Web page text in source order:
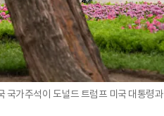
국가주석이 도널드 트럼프 미국 대통령과